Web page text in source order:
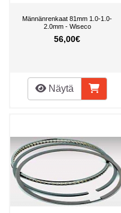
Männänrenkaat 81mm 1.0-1.0-
2.0mm - Wiseco
56,00€
Näytä